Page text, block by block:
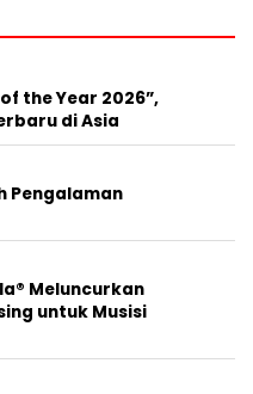
the Year 2026”,
di Asia
Pengalaman
Meluncurkan
untuk Musisi